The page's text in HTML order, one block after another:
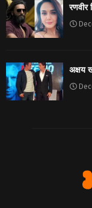
रणवीर
अक्षय